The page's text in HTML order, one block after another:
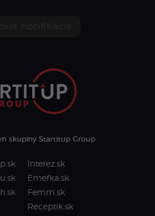
skupiny Startitup Group
Interez.sk
Emefka.sk
Femm.sk
Receptik.sk